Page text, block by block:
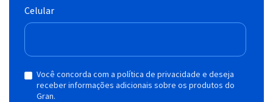
Celular
Você concorda com a política de privacidade e deseja
receber informações adicionais sobre os produtos do
Gran.